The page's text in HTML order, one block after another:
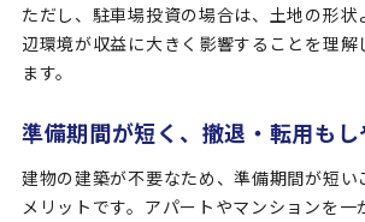
ただし、駐車場投資の場合は、土地の形状
辺環境が収益に大きく影響することを理解
ます。
準備期間が短く、撤退・転用もし
建物の建築が不要なため、準備期間が短い
メリットです。アパートやマンションを一